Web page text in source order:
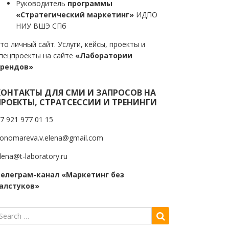
Руководитель программы
«Стратегический маркетинг» ИДПО
НИУ ВШЭ СПб
личный сайт. Услуги, кейсы, проекты и
на сайте «Лаборатории
ДЛЯ СМИ И ЗАПРОСОВ НА
СТРАТСЕССИИ И ТРЕНИНГИ
921 977 01 15
laboratory.ru
канал «Маркетинг без